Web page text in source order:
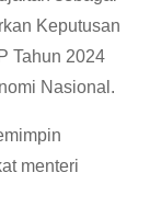
Keputusan
Tahun 2024
Nasional.
menteri